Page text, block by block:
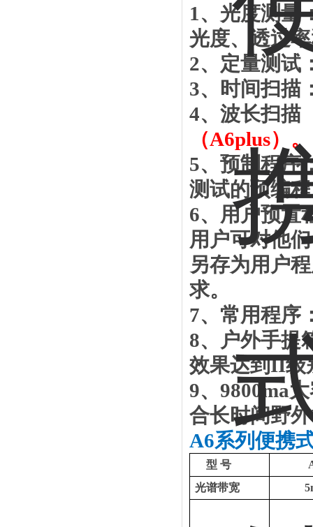
1、光度测量
光度、透过
2、定量测试
3、时间扫描
4、波长扫描
（A6plus）。
5、预制程序
测试的预编
6、用户预置
用户可对他
另存为用户
求。
7、常用程序
8、户外手提
效果达到II级
9、9800ma
合长时间野
A6系列便携
型 号
光谱带宽